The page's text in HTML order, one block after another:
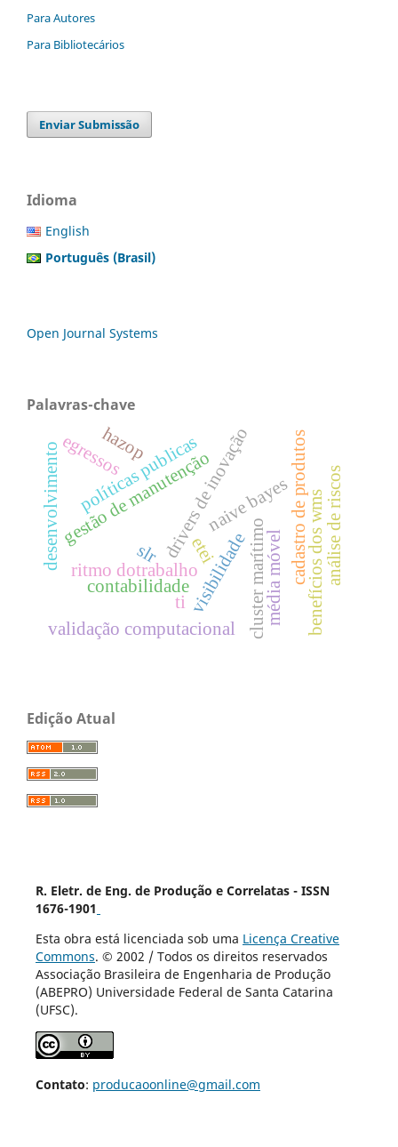
Para Autores
Para Bibliotecários
Enviar Submissão
Idioma
English
Português (Brasil)
Open Journal Systems
Palavras-chave
visibilidadecluster marítimo
drivers de inovação
gestão de manutenção
validação computacional
ritmo dotrabalho
contabilidade
slr
naive bayescadastro de produtos
desenvolvimento políticas publicas
benefícios dos wmsanálise de riscos
hazop
etei
ti
egressos
média móvel
Edição Atual
R. Eletr. de Eng. de Produção e Correlatas - ISSN
1676-1901
Esta obra está licenciada sob uma Licença Creative
Commons. © 2002 / Todos os direitos reservados
Associação Brasileira de Engenharia de Produção
(ABEPRO) Universidade Federal de Santa Catarina
(UFSC).
Contato: producaoonline@gmail.com